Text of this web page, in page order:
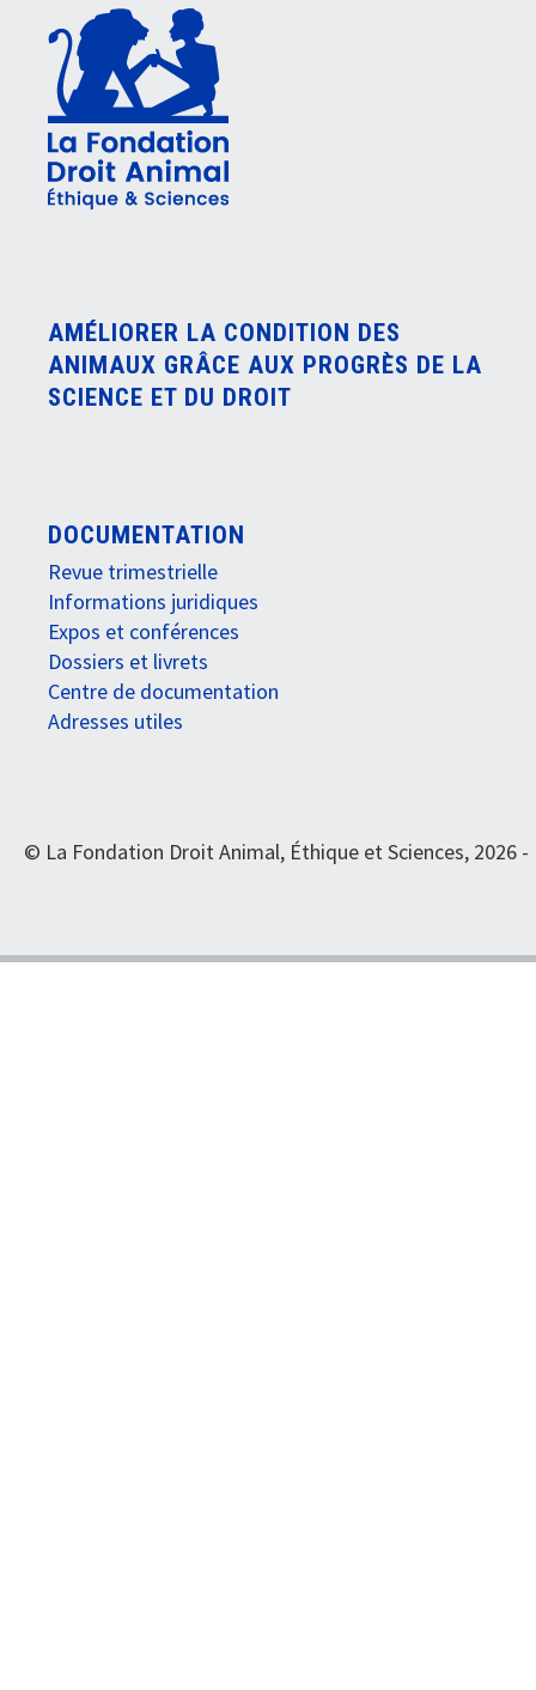
AMÉLIORER LA CONDITION DES
ANIMAUX GRÂCE AUX PROGRÈS DE LA
SCIENCE ET DU DROIT
DOCUMENTATION
Revue trimestrielle
Informations juridiques
Expos et conférences
Dossiers et livrets
Centre de documentation
Adresses utiles
© La Fondation Droit Animal, Éthique et Sciences, 2026 -